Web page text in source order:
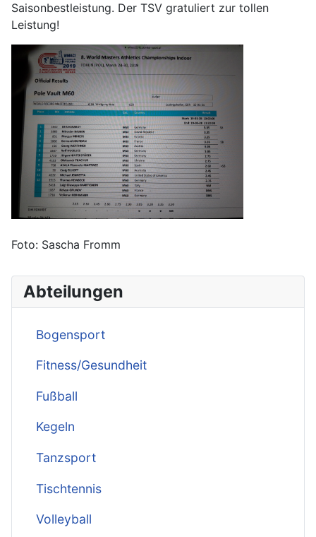
Abteilungen
Bogensport
Fitness/Gesundheit
Fußball
Kegeln
Tanzsport
Tischtennis
Volleyball
Saisonbestleistung. Der TSV gratuliert zur tollen
Leistung!
Foto: Sascha Fromm